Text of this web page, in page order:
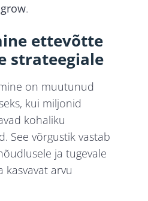
.
ettevõtte
strateegiale
on muutunud
kui miljonid
kohaliku
See võrgustik vastab
ja tugevale
kasvavat arvu